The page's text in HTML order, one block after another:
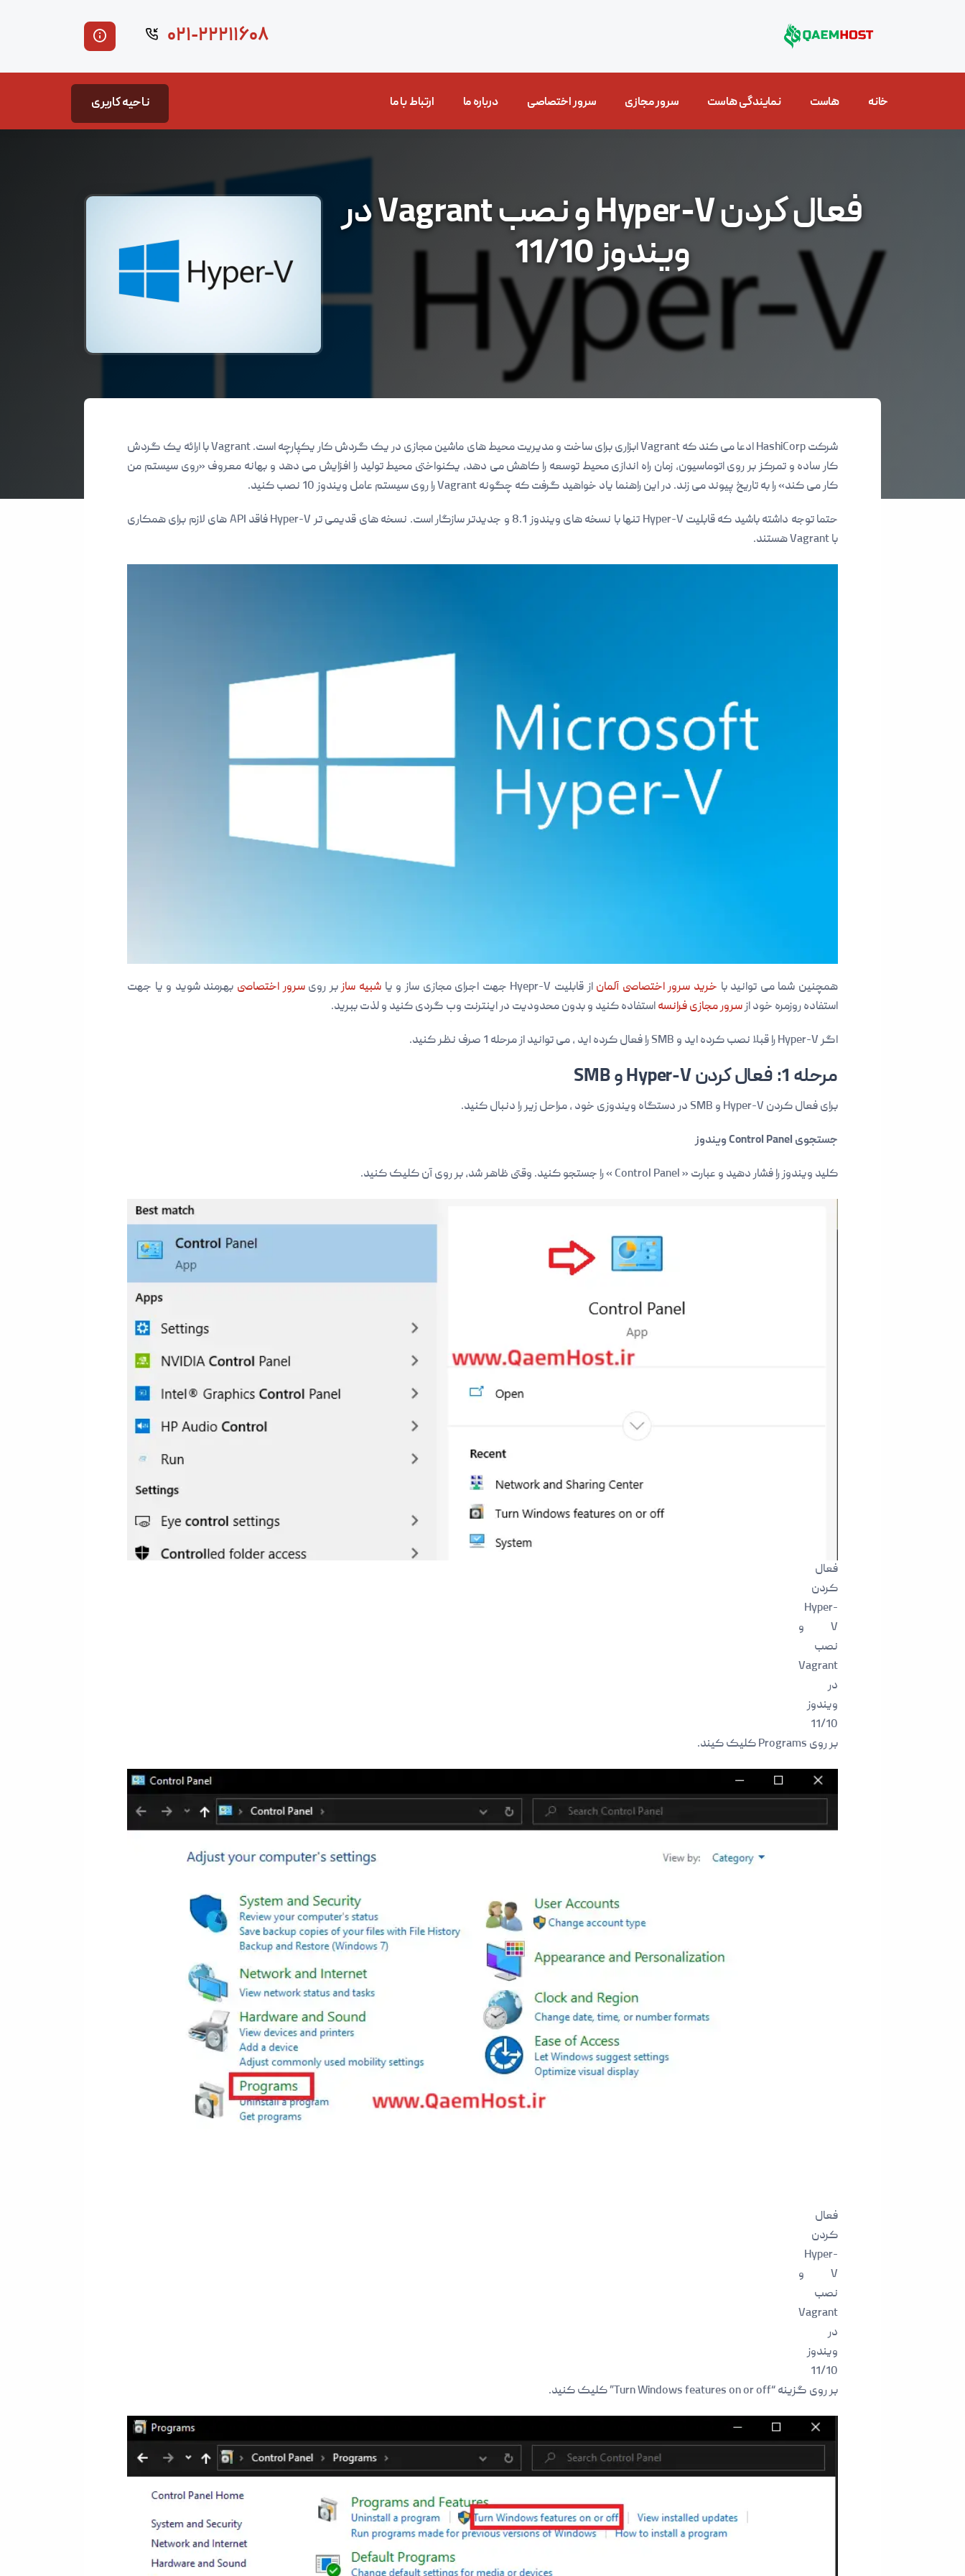
۰۲۱-۲۲۲۱۱۶۰۸
خانه هاست نمایندگی هاست سرور مجازی سرور اختصاصی درباره ما ارتباط با ما ناحیه کاربری
فعال کردن Hyper-V و نصب Vagrant در
ویندوز 11/10
شرکت HashiCorp ادعا می کند که Vagrant ابزاری برای ساخت و مدیریت محیط های ماشین مجازی در یک گردش کار یکپارچه است. Vagrant با ارائه یک گردش
کار ساده و تمرکز بر روی اتوماسیون، زمان راه اندازی محیط توسعه را کاهش می دهد، یکنواختی محیط تولید را افزایش می دهد و بهانه معروف «روی سیستم من
کار می کند» را به تاریخ پیوند می زند. در این راهنما یاد خواهید گرفت که چگونه Vagrant را روی سیستم عامل ویندوز 10 نصب کنید.
حتما توجه داشته باشید که قابلیت Hyper-V تنها با نسخه های ویندوز 8.1 و جدیدتر سازگار است. نسخه های قدیمی تر Hyper-V فاقد API های لازم برای همکاری
با Vagrant هستند.
همچنین شما می توانید با خرید سرور اختصاصی آلمان از قابلیت Hyepr-V جهت اجرای مجازی ساز و یا شبیه سازبر رویسرور اختصاصی بهرمند شوید و یا جهت
استفاده روزمره خود ازسرور مجازی فرانسهاستفاده کنید و بدون محدودیت در اینترنت وب گردی کنید و لذت ببرید.
اگر Hyper-V را قبلا نصب کرده اید و SMB را فعال کرده اید ، می توانید از مرحله 1 صرف نظر کنید.
مرحله 1: فعال کردن Hyper-V و SMB
برای فعال کردن Hyper-V و SMB در دستگاه ویندوزی خود ، مراحل زیر را دنبال کنید.
جستجوی Control Panel ویندوز
کلید ویندوز را فشار دهید و عبارت « Control Panel » را جستجو کنید. وقتی ظاهر شد، بر روی آن کلیک کنید.
فعال
کردن
Hyper-
V و
نصب
Vagrant
در
ویندوز
11/10
بر روی Programs کلیک کیند.
فعال
کردن
Hyper-
V و
نصب
Vagrant
در
ویندوز
11/10
بر روی گزینه “Turn Windows features on or off” کلیک کنید.